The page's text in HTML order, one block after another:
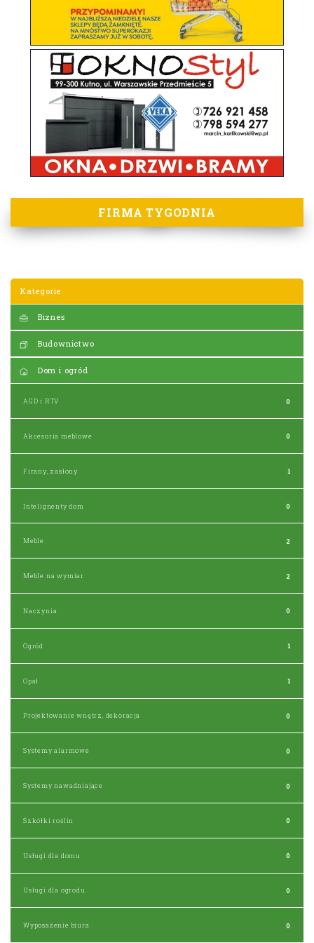
FIRMA TYGODNIA
Kategorie
Biznes
Budownictwo
Dom i ogród
AGD i RTV 0
Akcesoria meblowe 0
Firany, zasłony 1
Intelignenty dom 0
Meble 2
Meble na wymiar 2
Naczynia 0
Ogród 1
Opał 1
Projektowanie wnętrz, dekoracja 0
Systemy alarmowe 0
Systemy nawadniające 0
Szkółki roślin 0
Usługi dla domu 0
Usługi dla ogrodu 0
Wyposażenie biura 0